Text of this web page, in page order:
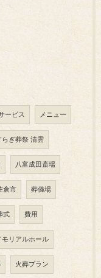
ービス メニュー
らぎ葬祭 清雲
八富成田斎場
倉市 葬儀場
式 費用
モリアルホール
火葬プラン